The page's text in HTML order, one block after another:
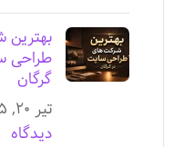
طراحی
گرگان
تیر ۲۰, ۱۴۰۵
دیدگاه